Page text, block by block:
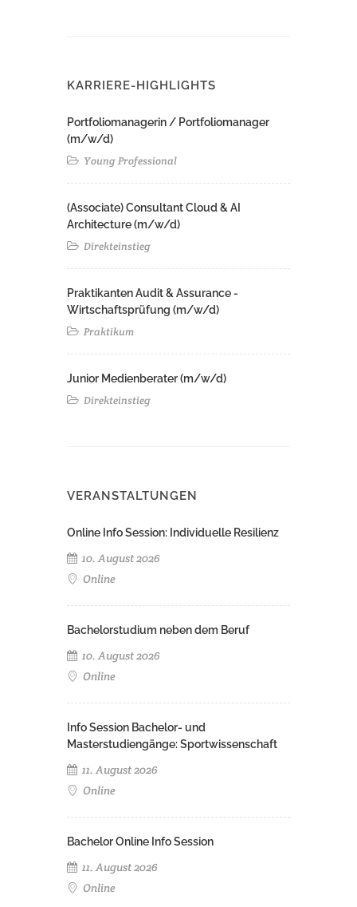
KARRIERE-HIGHLIGHTS
Portfoliomanagerin / Portfoliomanager
(m/w/d)
Young Professional
(Associate) Consultant Cloud & AI
Architecture (m/w/d)​ ​
Direkteinstieg
Praktikanten Audit & Assurance -
Wirtschaftsprüfung (m/w/d)
Praktikum
Junior Medienberater (m/w/d)
Direkteinstieg
VERANSTALTUNGEN
Online Info Session: Individuelle Resilienz
10. August 2026
Online
Bachelorstudium neben dem Beruf
10. August 2026
Online
Info Session Bachelor- und
Masterstudiengänge: Sportwissenschaft
11. August 2026
Online
Bachelor Online Info Session
11. August 2026
Online